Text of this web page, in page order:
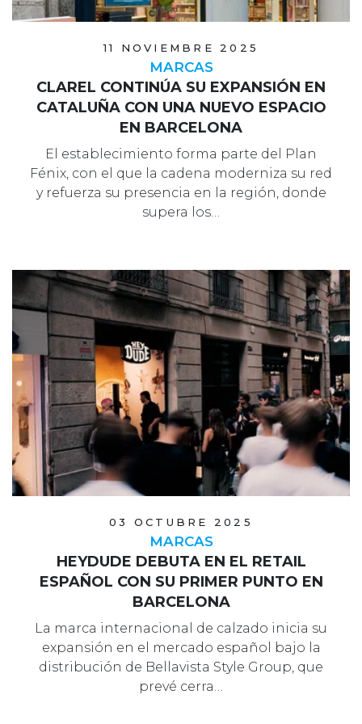
11 NOVIEMBRE 2025
MARCAS
CLAREL CONTINÚA SU EXPANSIÓN EN
CATALUÑA CON UNA NUEVO ESPACIO
EN BARCELONA
El establecimiento forma parte del Plan
Fénix, con el que la cadena moderniza su red
y refuerza su presencia en la región, donde
supera los…
03 OCTUBRE 2025
MARCAS
HEYDUDE DEBUTA EN EL RETAIL
ESPAÑOL CON SU PRIMER PUNTO EN
BARCELONA
La marca internacional de calzado inicia su
expansión en el mercado español bajo la
distribución de Bellavista Style Group, que
prevé cerra…